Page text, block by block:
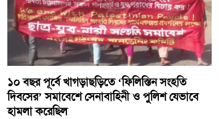
১০ বছর পূর্বে খাগড়াছড়িতে ‘ফিলিস্তিন সংহতি
দিবসের’ সমাবেশে সেনাবাহিনী ও পুলিশ যেভাবে
হামলা করেছিল